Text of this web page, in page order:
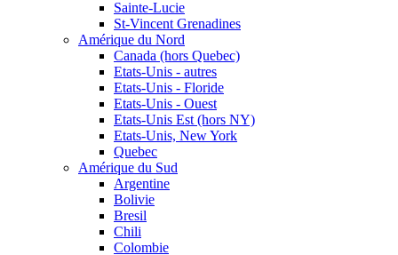
Sainte-Lucie
St-Vincent Grenadines
Amérique du Nord
Canada (hors Quebec)
Etats-Unis - autres
Etats-Unis - Floride
Etats-Unis - Ouest
Etats-Unis Est (hors NY)
Etats-Unis, New York
Quebec
Amérique du Sud
Argentine
Bolivie
Bresil
Chili
Colombie